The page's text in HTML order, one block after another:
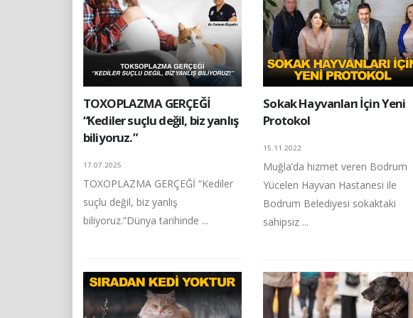
TOXOPLAZMA GERÇEĞİ
“Kediler suçlu değil, biz yanlış
biliyoruz.”
17.07.2025
TOXOPLAZMA GERÇEĞİ “Kediler
suçlu değil, biz yanlış
biliyoruz.”Dünya tarihinde ...
Sokak Hayvanları İçin Yeni
Protokol
15.11.2022
Muğla’da hizmet veren Bodrum
Yücelen Hayvan Hastanesi ile
Bodrum Belediyesi sokaktaki
sahipsiz ...